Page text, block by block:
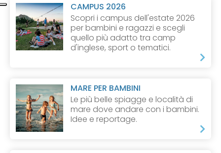
CAMPUS 2026
Scopri i campus dell'estate 2026
per bambini e ragazzi e scegli
quello più adatto tra camp
d'inglese, sport o tematici.
MARE PER BAMBINI
Le più belle spiagge e località di
mare dove andare con i bambini.
Idee e reportage.